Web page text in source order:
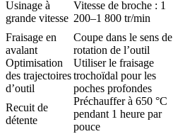
Usinage à
grande vitesse
Vitesse de broche : 1
200–1 800 tr/min
Fraisage en
avalant
Coupe dans le sens de
rotation de l’outil
Optimisation
des trajectoires
d’outil
Utiliser le fraisage
trochoïdal pour les
poches profondes
Recuit de
détente
Préchauffer à 650 °C
pendant 1 heure par
pouce